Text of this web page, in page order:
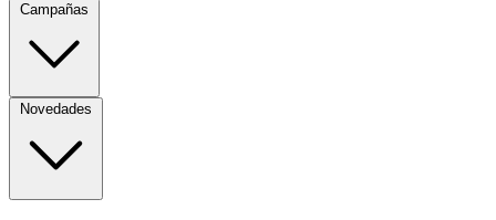
Campañas
Novedades